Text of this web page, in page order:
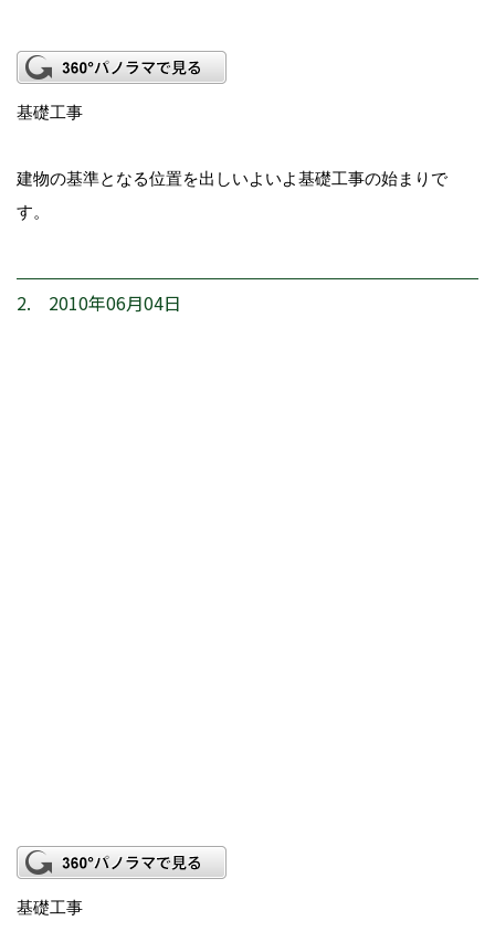
基礎工事
建物の基準となる位置を出しいよいよ基礎工事の始まりで
す。
2. 2010年06月04日
基礎工事